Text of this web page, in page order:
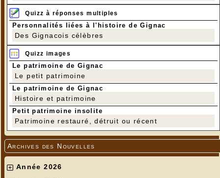
Quizz à réponses multiples
Personnalités liées à l'histoire de Gignac
Des Gignacois célèbres
Quizz images
Le patrimoine de Gignac
Le petit patrimoine
Le patrimoine de Gignac
Histoire et patrimoine
Petit patrimoine insolite
Patrimoine restauré, détruit ou récent
Archives des Nouvelles
Année 2026